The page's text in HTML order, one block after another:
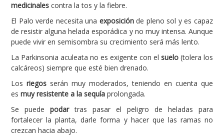
medicinales contra la tos y la fiebre.
El Palo verde necesita una exposiciónde pleno sol y es capaz
de resistir alguna helada esporádica y no muy intensa. Aunque
puede vivir en semisombra su crecimiento será más lento.
La Parkinsonia aculeata no es exigente con el suelo (tolera los
calcáreos) siempre que esté bien drenado.
Los riegos serán muy moderados, teniendo en cuenta que
es muy resistente a la sequía prolongada.
Se puede podartras pasar el peligro de heladas para
fortalecer la planta, darle forma y hacer que las ramas no
crezcan hacia abajo.